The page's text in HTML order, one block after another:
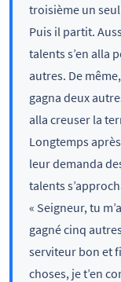
troisième un
Puis il partit.
talents s’en alla
autres. De
gagna deux
alla creuser la
Longtemps
leur demanda
talents
« Seigneur, tu
gagné cinq
serviteur bon et
choses, je t’en